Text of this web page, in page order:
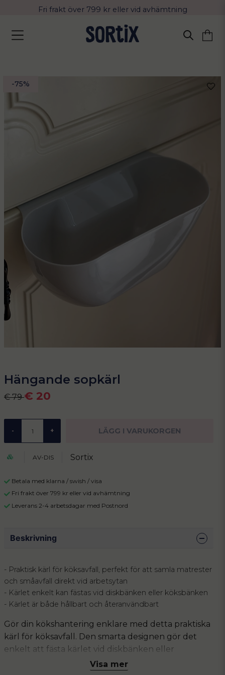
Fri frakt över 799 kr eller vid avhämtning
Leverans 2-4 arbetsdagar med Postnord
-75%
Hängande sopkärl
€ 79€ 20
- + LÄGG I VARUKORGEN
AV-DIS Sortix
Betala med klarna / swish / visa
Fri frakt över 799 kr eller vid avhämtning
Leverans 2-4 arbetsdagar med Postnord
Beskrivning
- Praktisk kärl för köksavfall, perfekt för att samla matrester
och småavfall direkt vid arbetsytan
- Kärlet enkelt kan fästas vid diskbänken eller köksbänken
- Kärlet är både hållbart och återanvändbart
Gör din kökshantering enklare med detta praktiska
kärl för köksavfall. Den smarta designen gör det
enkelt att fästa kärlet vid diskbänken eller
köksbänken, vilket sparar plats och håller din
Visa mer